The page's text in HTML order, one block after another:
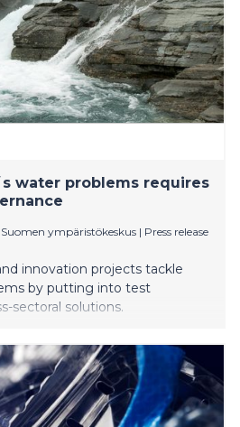
water problems requires
Suomen ympäristökeskus | Press release
innovation projects tackle
by putting into test
sectoral solutions.